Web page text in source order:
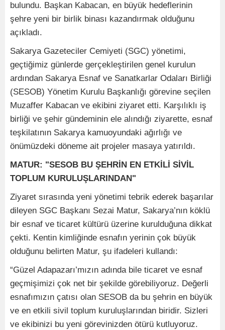
bulundu. Başkan Kabacan, en büyük hedeflerinin
şehre yeni bir birlik binası kazandırmak olduğunu
açıkladı.
Sakarya Gazeteciler Cemiyeti (SGC) yönetimi,
geçtiğimiz günlerde gerçekleştirilen genel kurulun
ardından Sakarya Esnaf ve Sanatkarlar Odaları Birliği
(SESOB) Yönetim Kurulu Başkanlığı görevine seçilen
Muzaffer Kabacan ve ekibini ziyaret etti. Karşılıklı iş
birliği ve şehir gündeminin ele alındığı ziyarette, esnaf
teşkilatının Sakarya kamuoyundaki ağırlığı ve
önümüzdeki döneme ait projeler masaya yatırıldı.
MATUR: "SESOB BU ŞEHRİN EN ETKİLİ SİVİL
TOPLUM KURULUŞLARINDAN"
Ziyaret sırasında yeni yönetimi tebrik ederek başarılar
dileyen SGC Başkanı Sezai Matur, Sakarya’nın köklü
bir esnaf ve ticaret kültürü üzerine kurulduğuna dikkat
çekti. Kentin kimliğinde esnafın yerinin çok büyük
olduğunu belirten Matur, şu ifadeleri kullandı:
“Güzel Adapazarı’mızın adında bile ticaret ve esnaf
geçmişimizi çok net bir şekilde görebiliyoruz. Değerli
esnafımızın çatısı olan SESOB da bu şehrin en büyük
ve en etkili sivil toplum kuruluşlarından biridir. Sizleri
ve ekibinizi bu yeni görevinizden ötürü kutluyoruz.